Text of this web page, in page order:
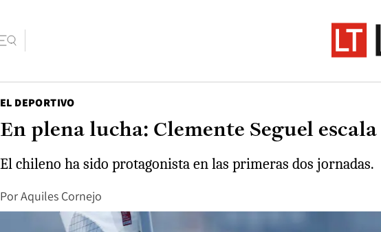
EL DEPORTIVO
En plena lucha: Clemente Seguel
El chileno ha sido protagonista en las primeras dos jornadas.
PorAquiles Cornejo